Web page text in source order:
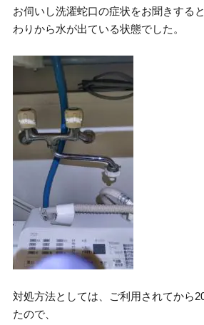
お伺いし洗濯蛇口の症状をお聞きする
わりから水が出ている状態でした。
対処方法としては、ご利用されてから
たので、